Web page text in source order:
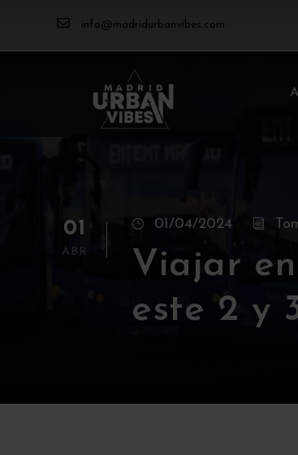
info@madridurbanvibes.com
01
ABR
01/04/2024
Viajar
este 2 y